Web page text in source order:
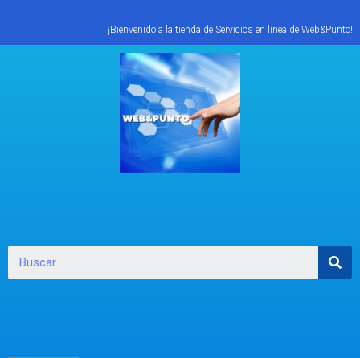
¡Bienvenido a la tienda de Servicios en línea de Web&Punto!